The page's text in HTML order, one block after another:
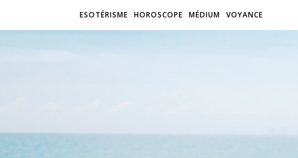
ESOTÉRISME HOROSCOPE MÉDIUM VOYANCE